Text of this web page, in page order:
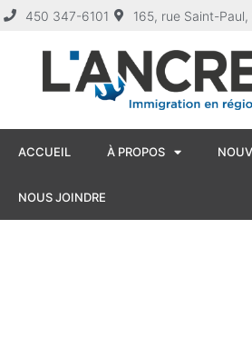
450 347-6101 165, rue Saint-
ACCUEIL À PROPOS
NOUS JOINDRE